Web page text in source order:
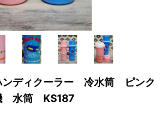
ディクーラー 冷水筒 ピンク
水筒 KS187